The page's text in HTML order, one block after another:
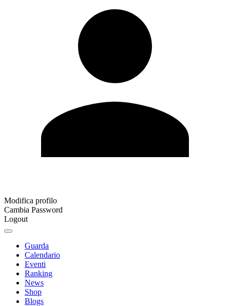
Modifica profilo
Cambia Password
Logout
Guarda
Calendario
Eventi
Ranking
News
Shop
Blogs